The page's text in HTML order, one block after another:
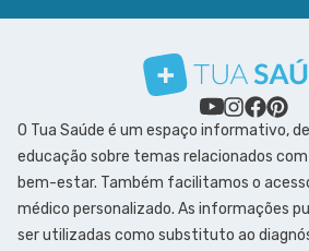
O Tua Saúde é um espaço informativo,
educação sobre temas relacionados
bem-estar. Também facilitamos o
médico personalizado. As informações
ser utilizadas como substituto ao